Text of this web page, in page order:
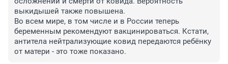
выкидышей также повышена.
Во всем мире, в том числе и в России теперь
беременным рекомендуют вакцинироваться. Кстати,
антитела нейтрализующие ковид передаются ребёнку
от матери - это тоже показано.